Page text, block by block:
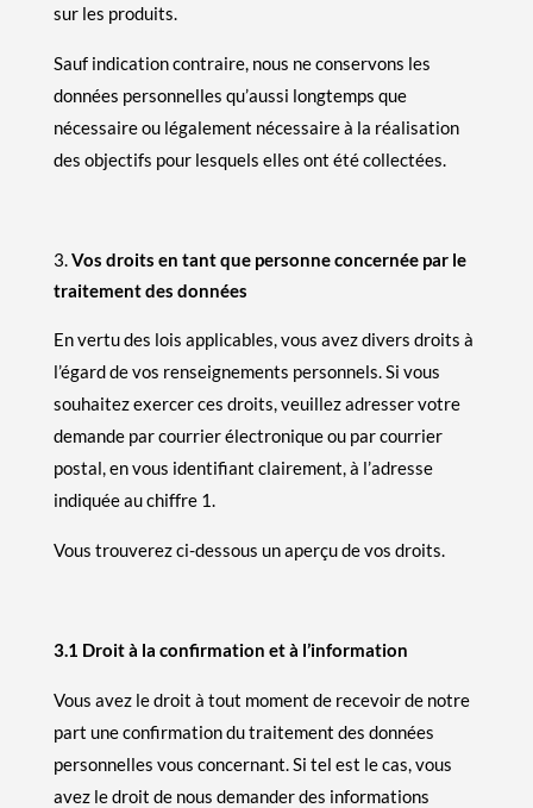
sur les produits.
Sauf indication contraire, nous ne conservons les
données personnelles qu’aussi longtemps que
nécessaire ou légalement nécessaire à la réalisation
des objectifs pour lesquels elles ont été collectées.
Vos droits en tant que personne concernée par le
traitement des données
En vertu des lois applicables, vous avez divers droits à
l’égard de vos renseignements personnels. Si vous
souhaitez exercer ces droits, veuillez adresser votre
demande par courrier électronique ou par courrier
postal, en vous identifiant clairement, à l’adresse
indiquée au chiffre 1.
Vous trouverez ci-dessous un aperçu de vos droits.
3.1 Droit à la confirmation et à l’information
Vous avez le droit à tout moment de recevoir de notre
part une confirmation du traitement des données
personnelles vous concernant. Si tel est le cas, vous
avez le droit de nous demander des informations